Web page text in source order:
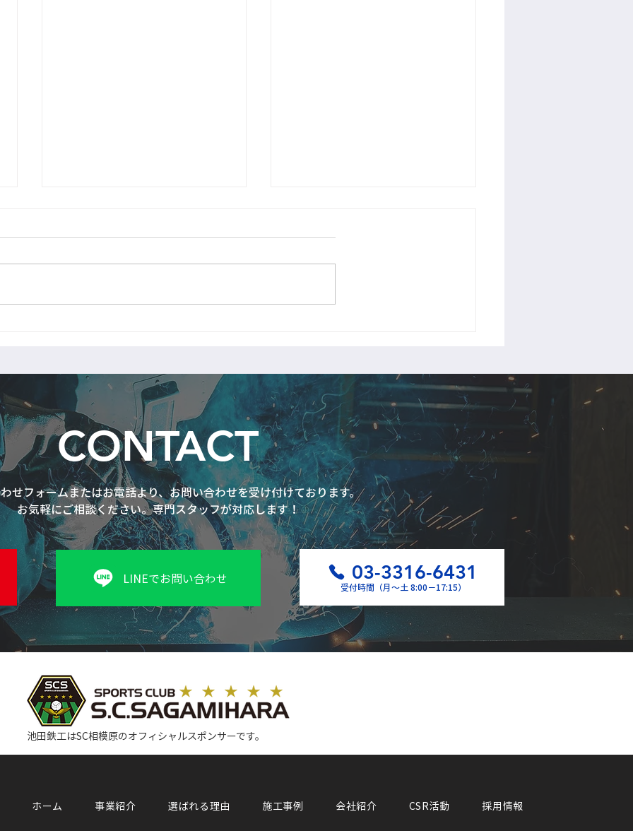
レクRリフォーム完了
CONTACT
せフォームまたはお電話より、お問い合わせを受け付けております。
お気軽にご相談ください。専門スタッフが対応します！
03-3316-6431
受付時間（月〜土 8:00−17:15）
LINEでお問い合わせ
池田鉄工はSC相模原のオフィシャルスポンサーです。
ホーム 事業紹介 選ばれる理由 施工事例 会社紹介 CSR活動 採用情報